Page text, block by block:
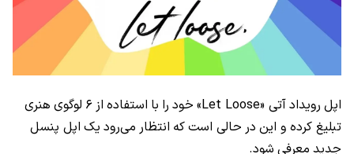
اپل رویدادآتی «Let Loose» خود را با استفاده از ۶ لوگوی هنری
تبلیغ کرده و این در حالی استکه انتظار می‌رود یک اپل پنسل
جدید معرفی شود.